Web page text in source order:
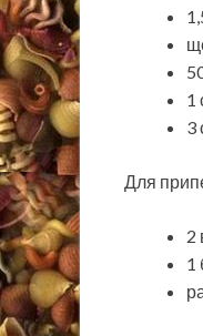
1
3
Для
2
1